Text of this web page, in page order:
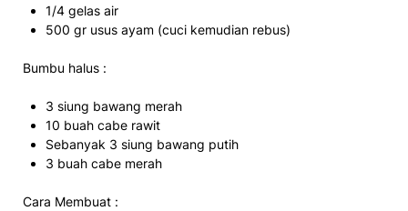
1/4 gelas air
500 gr usus ayam (cuci kemudian rebus)
Bumbu halus :
3 siung bawang merah
10 buah cabe rawit
Sebanyak 3 siung bawang putih
3 buah cabe merah
Cara Membuat :